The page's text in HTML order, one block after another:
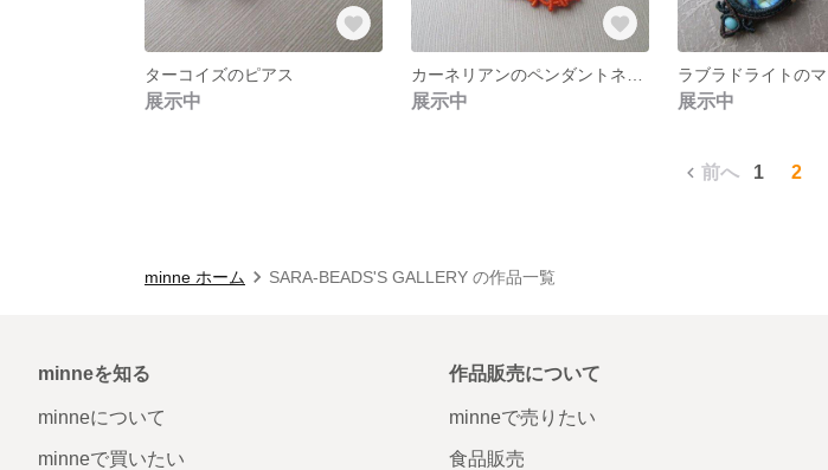
ターコイズのピアス
展示中 展示中 展示中
前へ 1 2
minne ホーム SARA-BEADS'S GALLERY の作品一覧
minneを知る
minneについて
minneで買いたい
作品販売について
minneで売りたい
食品販売